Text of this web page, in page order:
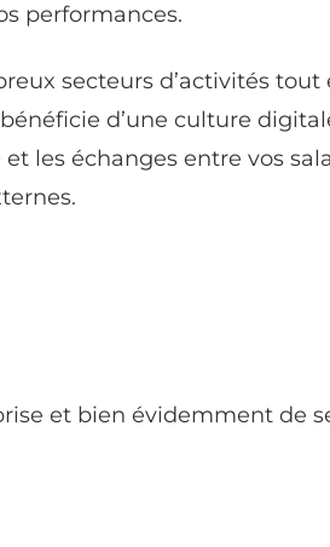
performances.
secteurs d’activités
d’une culture
les échanges entre vos
et bien évidemment de